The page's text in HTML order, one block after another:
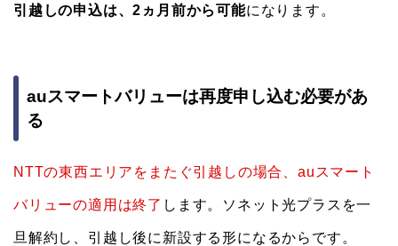
引越しの申込は、2ヵ月前から可能になります。
auスマートバリューは再度申し込む必要があ
る
NTTの東西エリアをまたぐ引越しの場合、auスマート
バリューの適用は終了 します。ソネット光プラスを一
旦解約し、引越し後に新設する形になるからです。